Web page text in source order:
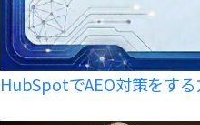
HubSpotでAEO対策をす